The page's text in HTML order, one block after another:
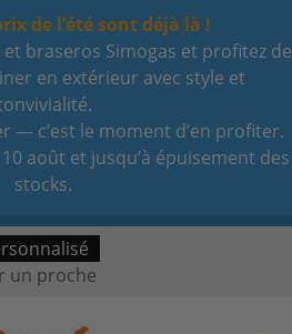
de l’été sont déjà là !
braseros Simogas et profitez de
en extérieur avec style et
— c’est le moment d’en profiter.
août et jusqu’à épuisement des
stocks.
un proche